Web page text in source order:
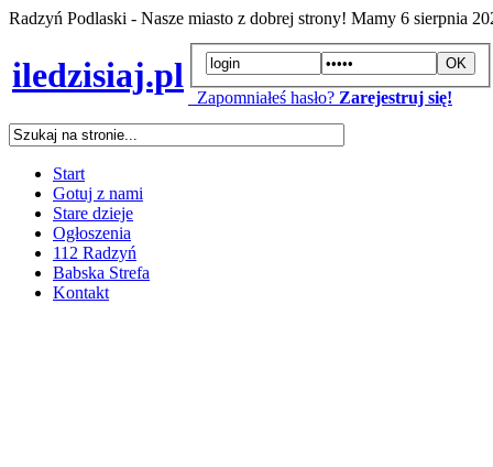
Radzyń Podlaski - Nasze miasto z dobrej strony! Mamy 6 sierpnia
iledzisiaj.pl
Zapomniałeś hasło? Zarejestruj się!
Start
Gotuj z nami
Stare dzieje
Ogłoszenia
112 Radzyń
Babska Strefa
Kontakt